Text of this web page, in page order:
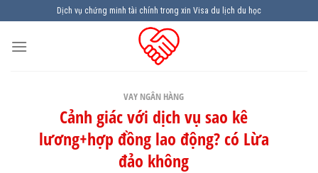
to
content
Dịch vụ chứng minh tài chính trong xin Visa du lịch du học
VAY NGÂN HÀNG
Cảnh giác với dịch vụ sao kê
lương+hợp đồng lao động? có Lừa
đảo không